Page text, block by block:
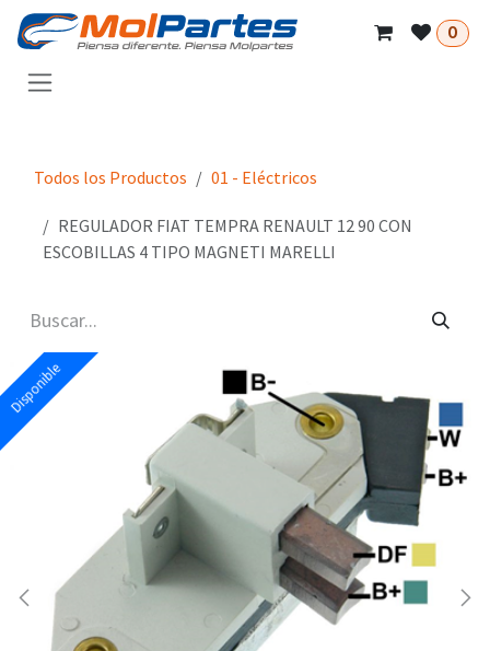
Ir al contenido
0
Todos los Productos 01 - Eléctricos
REGULADOR FIAT TEMPRA RENAULT 12 90 CON
ESCOBILLAS 4 TIPO MAGNETI MARELLI
Disponible
Disponible